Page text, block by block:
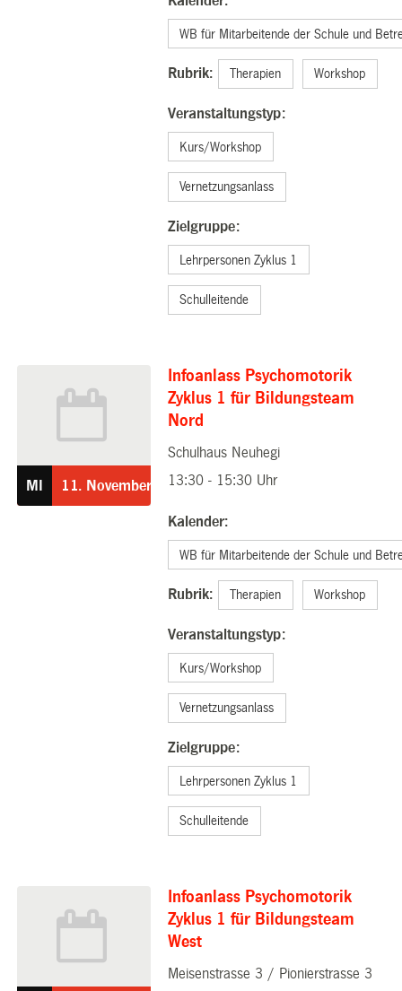
WB für Mitarbeitende der Schule und
Rubrik: Therapien Workshop
Veranstaltungstyp:
Kurs/Workshop
Vernetzungsanlass
Zielgruppe:
Lehrpersonen Zyklus 1
Schulleitende
MI 11. November
Infoanlass Psychomotorik
Zyklus 1 für Bildungsteam
Nord
Schulhaus Neuhegi
13:30 - 15:30 Uhr
Kalender:
WB für Mitarbeitende der Schule und
Rubrik: Therapien Workshop
Veranstaltungstyp:
Kurs/Workshop
Vernetzungsanlass
Zielgruppe:
Lehrpersonen Zyklus 1
Schulleitende
Infoanlass Psychomotorik
Zyklus 1 für Bildungsteam
West
Meisenstrasse 3 / Pionierstrasse 3